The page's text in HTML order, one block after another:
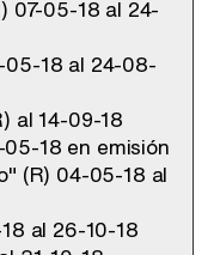
07-05-18 al 24-
05-18 al 24-08-
al 14-09-18
18 en emisión
(R) 04-05-18 al
al 26-10-18